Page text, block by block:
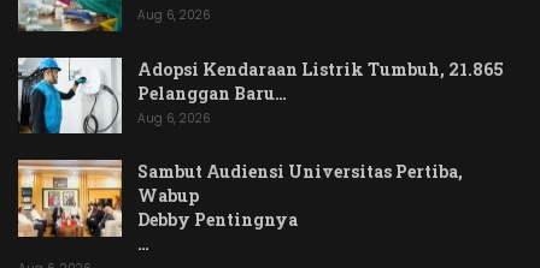
Aug 6, 2026
Adopsi Kendaraan Listrik Tumbuh, 21.865
Pelanggan Baru…
Aug 6, 2026
Sambut Audiensi Universitas Pertiba,
Wabup
Debby Pentingnya
…